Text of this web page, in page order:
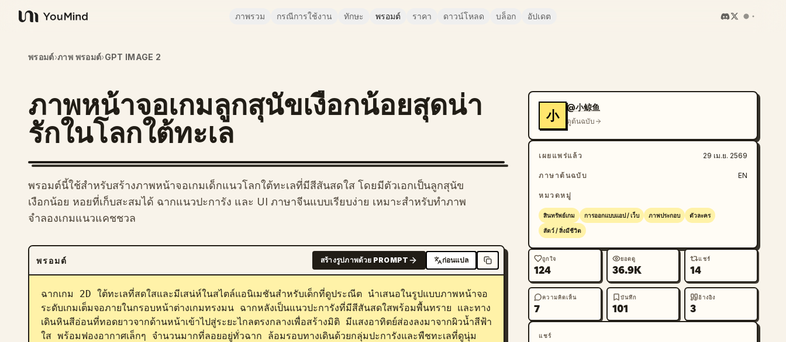
YouMind
ภาพรวม กรณีการใช้งาน ทักษะ พรอมต์ ราคา ดาวน์โหลด บล็อก อัปเดต
พรอมต์›ภาพ พรอมต์›GPT IMAGE 2
ภาพหน้าจอเกมลูกสุนัขเงือกน้อยสุดน่า
รักในโลกใต้ทะเล
พรอมต์นี้ใช้สำหรับสร้างภาพหน้าจอเกมเด็กแนวโลกใต้ทะเลที่มีสีสันสดใส โดยมีตัวเอกเป็นลูกสุนัข
เงือกน้อย หอยที่เก็บสะสมได้ ฉากแนวปะการัง และ UI ภาษาจีนแบบเรียบง่าย เหมาะสำหรับทำภาพ
จำลองเกมแนวแคชชวล
พรอมต์ สร้างรูปภาพด้วย PROMPT ก่อนแปล
ฉากเกม 2D ใต้ทะเลที่สดใสและมีเสน่ห์ในสไตล์แอนิเมชันสำหรับเด็กที่ดูประณีต นำเสนอในรูปแบบภาพหน้าจอ
ระดับเกมเต็มจอภายในกรอบหน้าต่างเกมทรงมน ฉากหลังเป็นแนวปะการังที่มีสีสันสดใสพร้อมพื้นทราย และทาง
เดินหินสีอ่อนที่ทอดยาวจากด้านหน้าเข้าไปสู่ระยะไกลตรงกลางเพื่อสร้างมิติ มีแสงอาทิตย์ส่องลงมาจากผิวน้ำสีฟ้า
ใส พร้อมฟองอากาศเล็กๆ จำนวนมากที่ลอยอยู่ทั่วฉาก ล้อมรอบทางเดินด้วยกลุ่มปะการังและพืชทะเลที่ดูนุ่ม
小
@小鲸鱼
ดูต้นฉบับ
เผยแพร่แล้ว 29 เม.ย. 2569
ภาษาต้นฉบับ EN
หมวดหมู่
สินทรัพย์เกม การออกแบบแอป / เว็บ ภาพประกอบ ตัวละคร
สัตว์ / สิ่งมีชีวิต
ถูกใจ
124
ยอดดู
36.9K
แชร์
14
ความคิดเห็น
7
บันทึก
101
อ้างอิง
3
แชร์